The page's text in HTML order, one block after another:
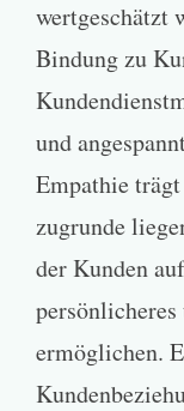
wertgeschätzt
Bindung zu
und
Empathie
zugrunde
der Kunden
ermöglichen.